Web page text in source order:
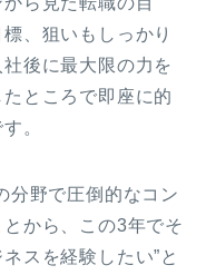
、狙いもしっかり
後に最大限の力を
ところで即座に的
。
分野で圧倒的なコン
から、この3年でそ
スを経験したい”と